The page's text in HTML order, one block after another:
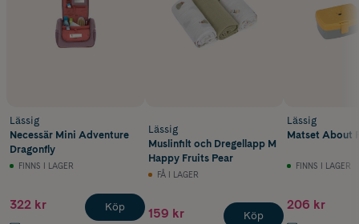
Lässig
Necessär Mini Adventure
Dragonfly
FINNS I LAGER
322 kr Köp
Lässig
Muslinfilt och Dregellapp M
Happy Fruits Pear
FÅ I LAGER
159 kr Köp
Lässig
Matset About
FINNS I LAGER
206 kr